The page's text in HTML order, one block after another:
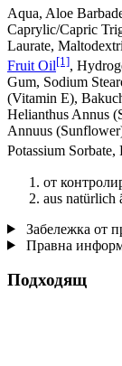
Aqua, Aloe
Caprylic/Capric
Laurate,
Fruit Oil[1],
Gum, Sodium
(Vitamin E),
Helianthus Annus
Annuus
Potassium Sorbate,
от
aus natürlich
Забележка от
Правна
Подходящ